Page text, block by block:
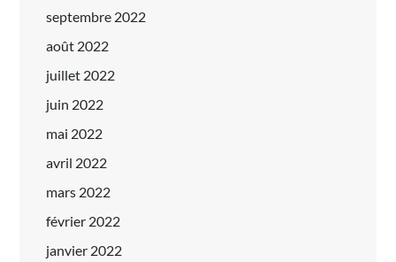
septembre 2022
août 2022
juillet 2022
juin 2022
mai 2022
avril 2022
mars 2022
février 2022
janvier 2022